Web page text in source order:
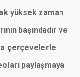
yüksek zaman
başındadır ve
çerçevelerle
paylaşmaya